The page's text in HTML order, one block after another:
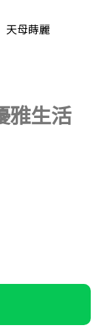
天母蒔麗
雅生活